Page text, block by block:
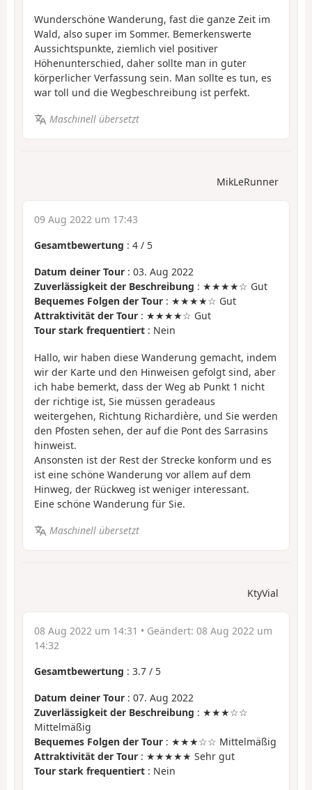
Wunderschöne Wanderung, fast die ganze Zeit im
Wald, also super im Sommer. Bemerkenswerte
Aussichtspunkte, ziemlich viel positiver
Höhenunterschied, daher sollte man in guter
körperlicher Verfassung sein. Man sollte es tun, es
war toll und die Wegbeschreibung ist perfekt.
Maschinell übersetzt
MikLeRunner
09 Aug 2022 um 17:43
Gesamtbewertung : 4 / 5
Datum deiner Tour : 03. Aug 2022
Zuverlässigkeit der Beschreibung : ★★★★☆ Gut
Bequemes Folgen der Tour : ★★★★☆ Gut
Attraktivität der Tour : ★★★★☆ Gut
Tour stark frequentiert : Nein
Hallo, wir haben diese Wanderung gemacht, indem
wir der Karte und den Hinweisen gefolgt sind, aber
ich habe bemerkt, dass der Weg ab Punkt 1 nicht
der richtige ist, Sie müssen geradeaus
weitergehen, Richtung Richardière, und Sie werden
den Pfosten sehen, der auf die Pont des Sarrasins
hinweist.
Ansonsten ist der Rest der Strecke konform und es
ist eine schöne Wanderung vor allem auf dem
Hinweg, der Rückweg ist weniger interessant.
Eine schöne Wanderung für Sie.
Maschinell übersetzt
KtyVial
08 Aug 2022 um 14:31 • Geändert: 08 Aug 2022 um
14:32
Gesamtbewertung : 3.7 / 5
Datum deiner Tour : 07. Aug 2022
Zuverlässigkeit der Beschreibung : ★★★☆☆
Mittelmäßig
Bequemes Folgen der Tour : ★★★☆☆ Mittelmäßig
Attraktivität der Tour : ★★★★★ Sehr gut
Tour stark frequentiert : Nein